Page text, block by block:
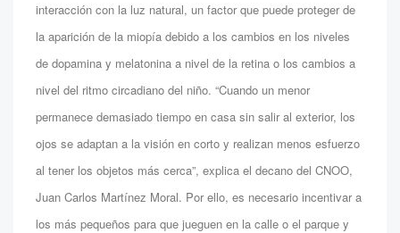
interacción con la luz natural, un factor que puede proteger de
la aparición de la miopía debido a los cambios en los niveles
de dopamina y melatonina a nivel de la retina o los cambios a
nivel del ritmo circadiano del niño. “Cuando un menor
permanece demasiado tiempo en casa sin salir al exterior, los
ojos se adaptan a la visión en corto y realizan menos esfuerzo
al tener los objetos más cerca”, explica el decano del CNOO,
Juan Carlos Martínez Moral. Por ello, es necesario incentivar a
los más pequeños para que jueguen en la calle o el parque y